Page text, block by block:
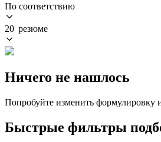
По соответствию
20 резюме
Ничего не нашлось
Попробуйте изменить формулировку
Быстрые фильтры